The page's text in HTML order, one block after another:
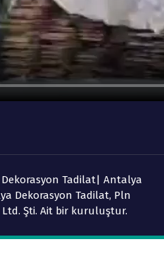
Tadilat| Antalya
Dekorasyon Tadilat, Pln
Ltd. Şti. Ait bir kuruluştur.